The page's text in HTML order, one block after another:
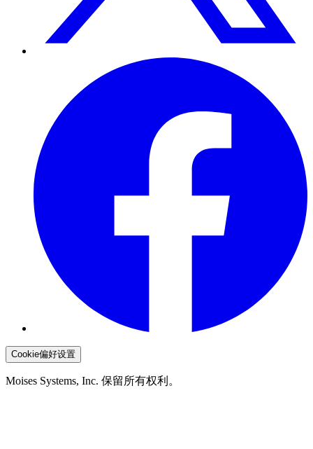
Cookie偏好设置
Moises Systems, Inc. 保留所有权利。